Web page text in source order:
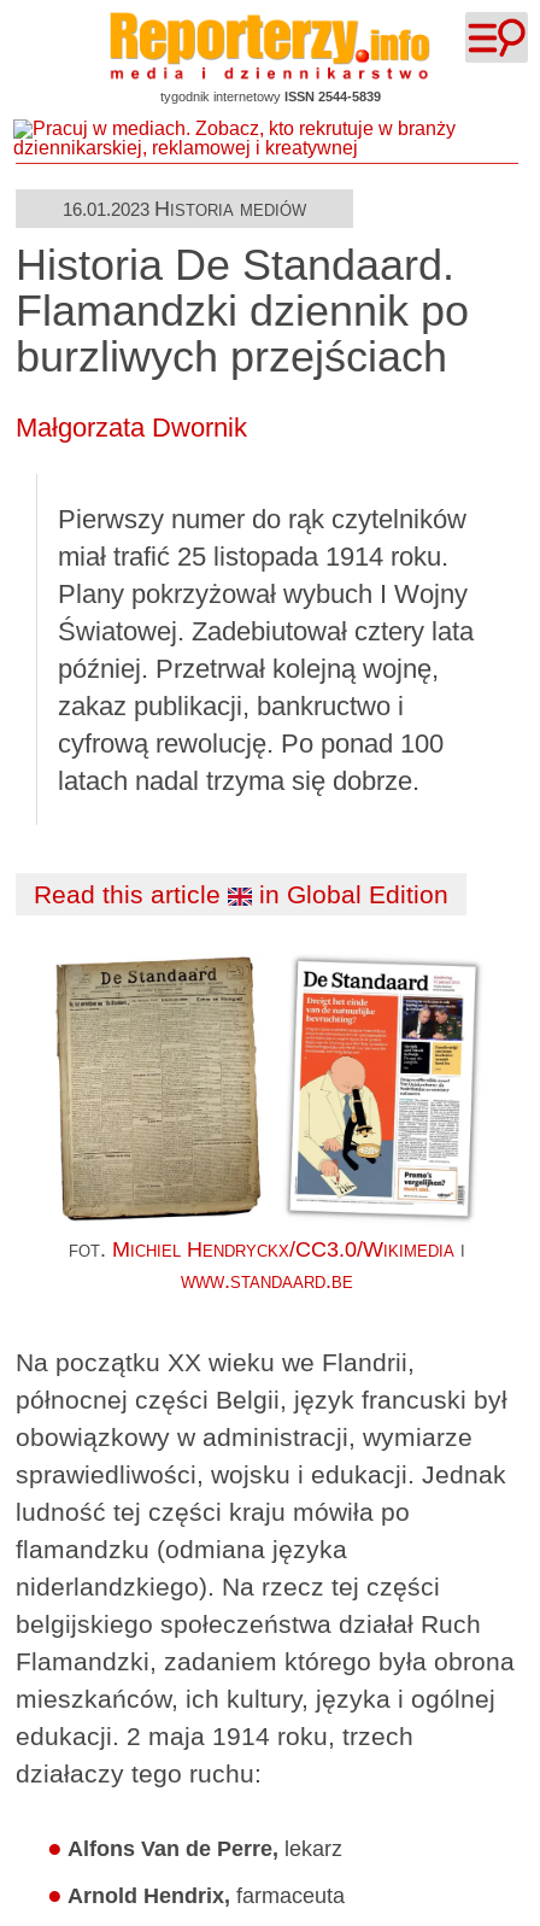
tygodnik internetowy ISSN 2544-5839
16.01.2023 Historia mediów
Historia De Standaard.
Flamandzki dziennik po
burzliwych przejściach
Małgorzata Dwornik
Pierwszy numer do rąk czytelników
miał trafić 25 listopada 1914 roku.
Plany pokrzyżował wybuch I Wojny
Światowej. Zadebiutował cztery lata
później. Przetrwał kolejną wojnę,
zakaz publikacji, bankructwo i
cyfrową rewolucję. Po ponad 100
latach nadal trzyma się dobrze.
Read this article in Global Edition
fot. Michiel Hendryckx/CC3.0/Wikimedia i
www.standaard.be
Na początku XX wieku we Flandrii,
północnej części Belgii, język francuski był
obowiązkowy w administracji, wymiarze
sprawiedliwości, wojsku i edukacji. Jednak
ludność tej części kraju mówiła po
flamandzku (odmiana języka
niderlandzkiego). Na rzecz tej części
belgijskiego społeczeństwa działał Ruch
Flamandzki, zadaniem którego była obrona
mieszkańców, ich kultury, języka i ogólnej
edukacji. 2 maja 1914 roku, trzech
działaczy tego ruchu:
Alfons Van de Perre, lekarz
Arnold Hendrix,farmaceuta